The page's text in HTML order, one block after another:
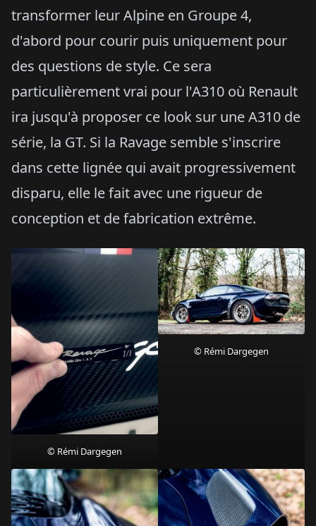
transformer leur Alpine en Groupe 4,
d'abord pour courir puis uniquement pour
des questions de style. Ce sera
particulièrement vrai pour l'A310 où Renault
ira jusqu'à proposer ce look sur une A310 de
série, la GT. Si la Ravage semble s'inscrire
dans cette lignée qui avait progressivement
disparu, elle le fait avec une rigueur de
conception et de fabrication extrême.
© Rémi Dargegen
© Rémi Dargegen